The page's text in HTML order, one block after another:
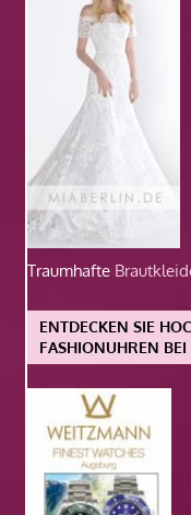
Traumhafte
ENTDECKEN SIE
FASHIONUHREN